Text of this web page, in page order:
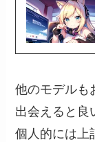
他のモデルも
出会えると良
個人的には上